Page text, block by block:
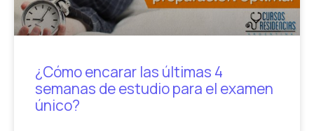
¿Cómo encarar las últimas 4
semanas de estudio para el examen
único?